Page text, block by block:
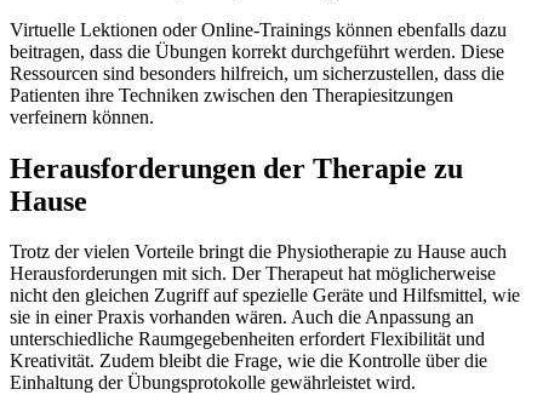
Virtuelle Lektionen oder Online-Trainings können ebenfalls dazu
beitragen, dass die Übungen korrekt durchgeführt werden. Diese
Ressourcen sind besonders hilfreich, um sicherzustellen, dass die
Patienten ihre Techniken zwischen den Therapiesitzungen
verfeinern können.
Herausforderungen der Therapie zu
Hause
Trotz der vielen Vorteile bringt die Physiotherapie zu Hause auch
Herausforderungen mit sich. Der Therapeut hat möglicherweise
nicht den gleichen Zugriff auf spezielle Geräte und Hilfsmittel, wie
sie in einer Praxis vorhanden wären. Auch die Anpassung an
unterschiedliche Raumgegebenheiten erfordert Flexibilität und
Kreativität. Zudem bleibt die Frage, wie die Kontrolle über die
Einhaltung der Übungsprotokolle gewährleistet wird.